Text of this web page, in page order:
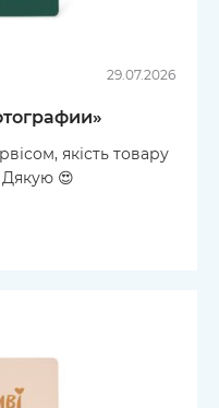
29.07.2026
якість товару
😍